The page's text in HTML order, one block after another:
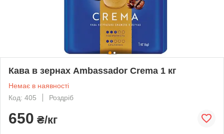
Кава в зернах Ambassador Crema 1 кг
Немає в наявності
Код: 405
Роздріб
650 ₴/кг